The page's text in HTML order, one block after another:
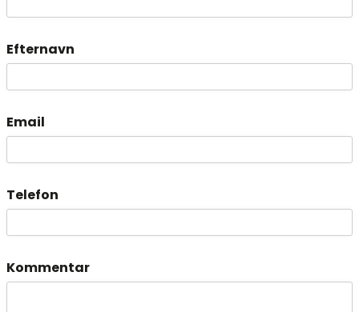
Efternavn
Email
Telefon
Kommentar